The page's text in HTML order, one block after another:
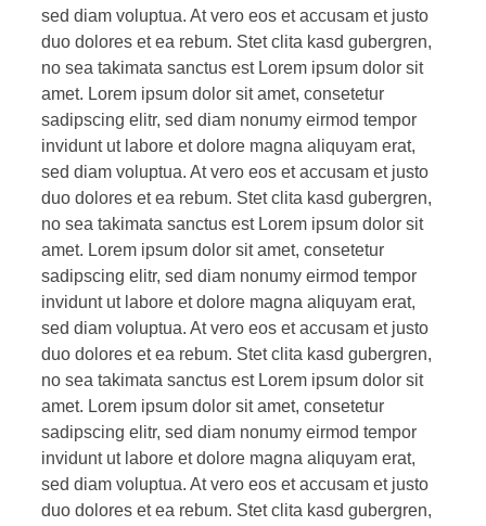
sed diam voluptua. At vero eos et accusam et justo
duo dolores et ea rebum. Stet clita kasd gubergren,
no sea takimata sanctus est Lorem ipsum dolor sit
amet. Lorem ipsum dolor sit amet, consetetur
sadipscing elitr, sed diam nonumy eirmod tempor
invidunt ut labore et dolore magna aliquyam erat,
sed diam voluptua. At vero eos et accusam et justo
duo dolores et ea rebum. Stet clita kasd gubergren,
no sea takimata sanctus est Lorem ipsum dolor sit
amet. Lorem ipsum dolor sit amet, consetetur
sadipscing elitr, sed diam nonumy eirmod tempor
invidunt ut labore et dolore magna aliquyam erat,
sed diam voluptua. At vero eos et accusam et justo
duo dolores et ea rebum. Stet clita kasd gubergren,
no sea takimata sanctus est Lorem ipsum dolor sit
amet. Lorem ipsum dolor sit amet, consetetur
sadipscing elitr, sed diam nonumy eirmod tempor
invidunt ut labore et dolore magna aliquyam erat,
sed diam voluptua. At vero eos et accusam et justo
duo dolores et ea rebum. Stet clita kasd gubergren,